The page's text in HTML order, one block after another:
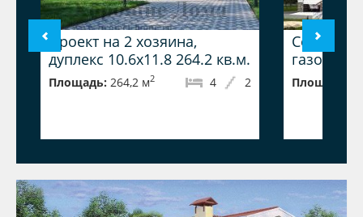
Проект на 2 хозяина,
дуплекс 10.6x11.8 264.2 кв.м.
Площадь: 264,2 м2 2
4 Площадь: